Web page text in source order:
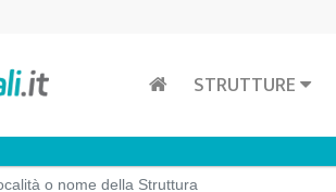
STRUTTURE